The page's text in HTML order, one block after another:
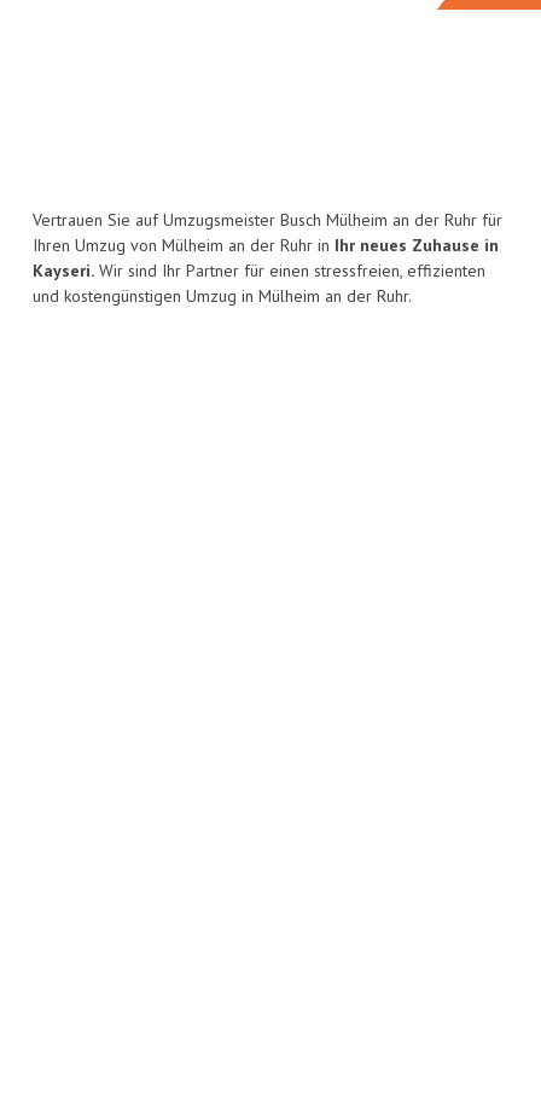
Vertrauen Sie auf Umzugsmeister Busch Mülheim an der Ruhr für
Ihren Umzug von Mülheim an der Ruhr in Ihr neues Zuhause in
Kayseri. Wir sind Ihr Partner für einen stressfreien, effizienten
und kostengünstigen Umzug in Mülheim an der Ruhr.